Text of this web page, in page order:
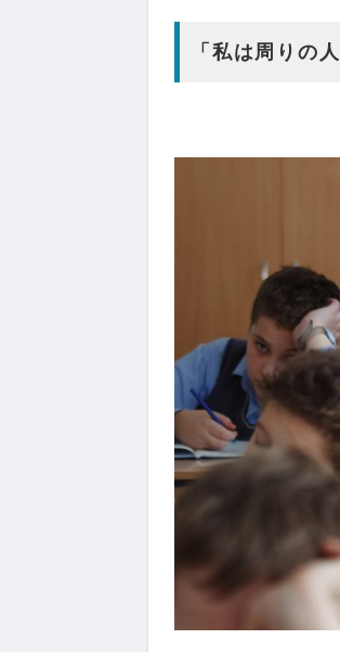
「私は周りの